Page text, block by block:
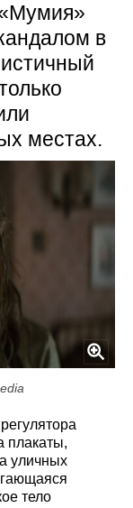
в
местах.
плакаты,
уличных
тело